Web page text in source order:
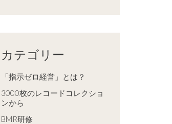
カテゴリー
「指示ゼロ経営」とは？
3000枚のレコードコレクショ
ンから
BMR研修